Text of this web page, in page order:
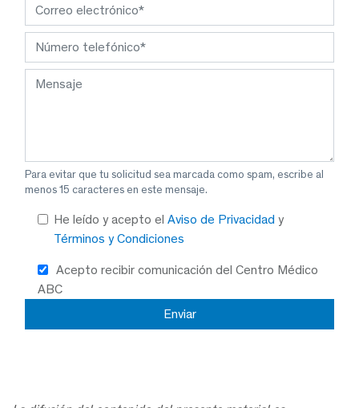
Para evitar que tu solicitud sea marcada como spam, escribe al
menos 15 caracteres en este mensaje.
He leído y acepto el Aviso de Privacidad y
Términos y Condiciones
Acepto recibir comunicación del Centro Médico
ABC